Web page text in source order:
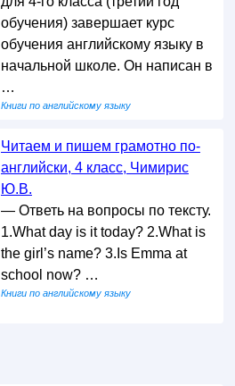
обучения) завершает курс
обучения английскому языку в
начальной школе. Он написан в
…
Книги по английскому языку
Читаем и пишем грамотно по-
английски, 4 класс, Чимирис
Ю.В.
— Ответь на вопросы по тексту.
1.What day is it today? 2.What is
the girl’s name? 3.Is Emma at
school now? …
Книги по английскому языку